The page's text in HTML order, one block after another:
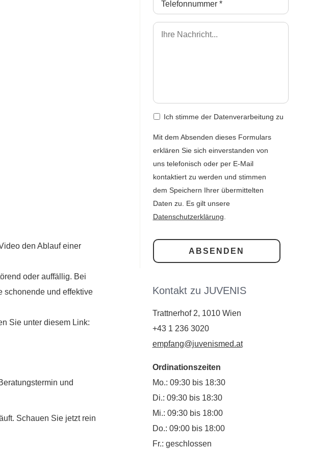
den Ablauf einer
oder auffällig. Bei
schonende und effektive
Sie unter diesem Link:
und
Schauen Sie jetzt rein
Ich stimme der Datenverarbeitung zu
Mit dem Absenden dieses Formulars
erklären Sie sich einverstanden von
uns telefonisch oder per E-Mail
kontaktiert zu werden und stimmen
dem Speichern Ihrer übermittelten
Daten zu. Es gilt unsere
Datenschutzerklärung
Kontakt zu JUVENIS
Trattnerhof 2, 1010 Wien
+43 1 236 3020
empfang@juvenismed.at
Ordinationszeiten
Mo.: 09:30 bis 18:30
Di.: 09:30 bis 18:30
Mi.: 09:30 bis 18:00
Do.: 09:00 bis 18:00
Fr.: geschlossen